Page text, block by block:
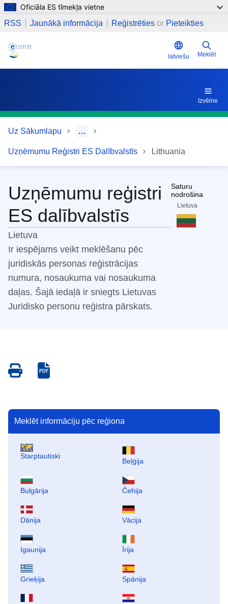
Pārlekt uz galveno saturu
Oficiāla ES tīmekļa vietne
RSS
Jaunākā informācija Reģistrēties or Pieteikties
latviešu Meklēt
Izvēlne
Uz Sākumlapu …
Uzņēmumu Reģistri ES Dalībvalstīs Lithuania
Uzņēmumu reģistri
ES dalībvalstīs
Lietuva
Ir iespējams veikt meklēšanu pēc
juridiskās personas reģistrācijas
numura, nosaukuma vai nosaukuma
daļas. Šajā iedaļā ir sniegts Lietuvas
Juridisko personu reģistra pārskats.
Saturu
nodrošina
Lietuva
Save
as
Save
as
Noderīgas saites
Meklēt informāciju pēc reģiona
Starptautiski
Beļģija
Bulgārija Čehija
Dānija Vācija
Igaunija Īrija
Grieķija Spānija